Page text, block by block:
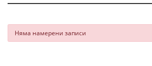
Няма намерени записи